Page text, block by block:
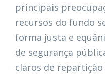
principais
recursos do fundo
forma justa e
de segurança
claros de